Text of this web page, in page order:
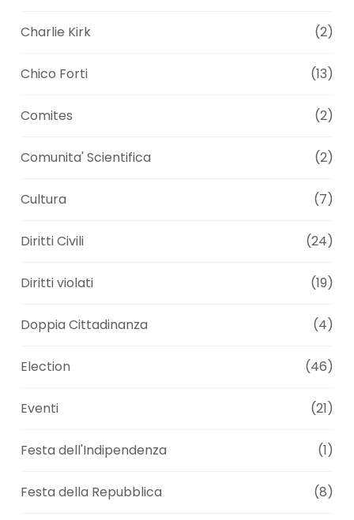
Charlie Kirk (2)
Chico Forti (13)
Comites (2)
Comunita' Scientifica (2)
Cultura (7)
Diritti Civili (24)
Diritti violati (19)
Doppia Cittadinanza (4)
Election (46)
Eventi (21)
Festa dell'Indipendenza (1)
Festa della Repubblica (8)